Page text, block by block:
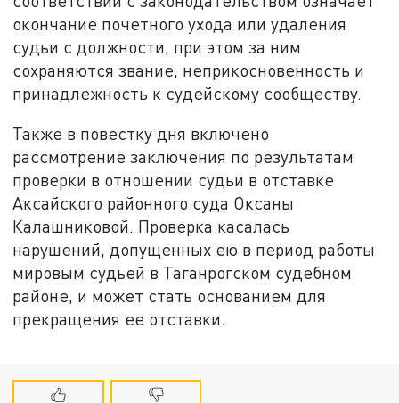
окончание почетного ухода или удаления
судьи с должности, при этом за ним
сохраняются звание, неприкосновенность и
принадлежность к судейскому сообществу.
Также в повестку дня включено
рассмотрение заключения по результатам
проверки в отношении судьи в отставке
Аксайского районного суда Оксаны
Калашниковой. Проверка касалась
нарушений, допущенных ею в период работы
мировым судьей в Таганрогском судебном
районе, и может стать основанием для
прекращения ее отставки.